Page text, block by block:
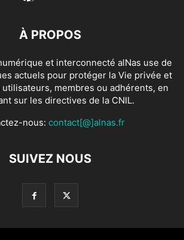
À PROPOS
et interconnecté alNas use de
actuels pour protéger la Vie privée et
membres ou adhérents, en
sur les directives de la CNIL.
nous: contact[@]alnas.fr
SUIVEZ NOUS